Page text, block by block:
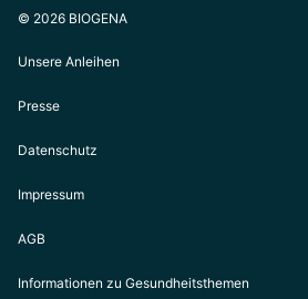
© 2026 BIOGENA
Unsere Anleihen
Presse
Datenschutz
Impressum
AGB
Informationen zu Gesundheitsthemen